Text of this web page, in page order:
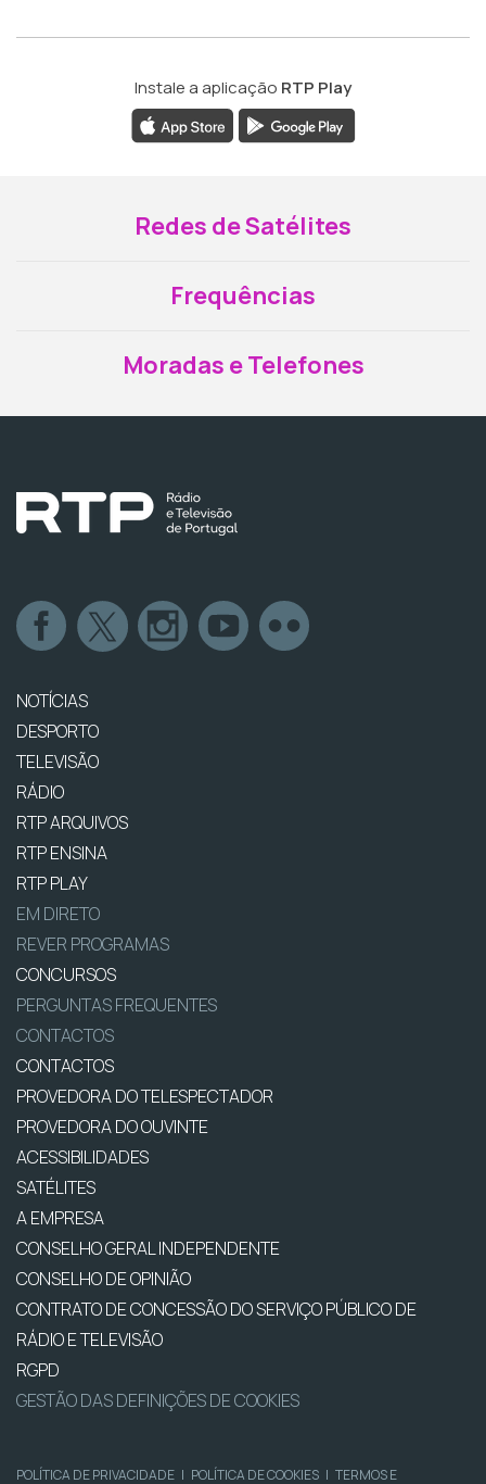
Instale a aplicação RTP Play
Redes de Satélites
Frequências
Moradas e Telefones
NOTÍCIAS
DESPORTO
TELEVISÃO
RÁDIO
RTP ARQUIVOS
RTP ENSINA
RTP PLAY
EM DIRETO
REVER PROGRAMAS
CONCURSOS
PERGUNTAS FREQUENTES
CONTACTOS
CONTACTOS
PROVEDORA DO TELESPECTADOR
PROVEDORA DO OUVINTE
ACESSIBILIDADES
SATÉLITES
A EMPRESA
CONSELHO GERAL INDEPENDENTE
CONSELHO DE OPINIÃO
CONTRATO DE CONCESSÃO DO SERVIÇO PÚBLICO DE
RÁDIO E TELEVISÃO
RGPD
GESTÃO DAS DEFINIÇÕES DE COOKIES
POLÍTICA DE PRIVACIDADE | POLÍTICA DE COOKIES | TERMOS E